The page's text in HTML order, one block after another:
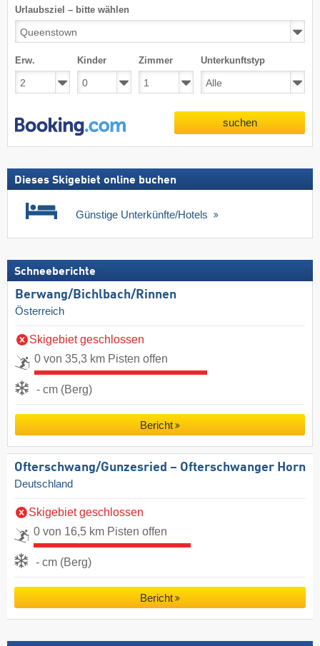
Urlaubsziel – bitte wählen
Erw. Kinder Zimmer Unterkunftstyp
suchen
Dieses Skigebiet online buchen
Günstige Unterkünfte/Hotels
Schneeberichte
Berwang/​Bichlbach/​Rinnen
Österreich
Skigebiet geschlossen
0 von 35,3 km Pisten offen
- cm (Berg)
Bericht
Ofterschwang/​Gunzesried – Ofterschwanger Horn
Deutschland
Skigebiet geschlossen
0 von 16,5 km Pisten offen
- cm (Berg)
Bericht